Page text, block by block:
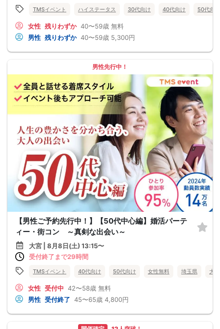
TMSイベント ハイステータス 30代向け 40代向け 50代向け
女性 残りわずか 40〜59歳 無料
男性 残りわずか 40〜59歳 5,300円
男性先行中！
【男性ご予約先行中！】【50代中心編】婚活パーテ
ィー・街コン ～真剣な出会い～
大宮 | 8月8日(土) 13:15〜
受付終了まで29時間
TMSイベント 40代向け 50代向け 女性無料 埼玉県 大宮
女性 受付中 42〜58歳 無料
男性 受付終了 45〜65歳 4,800円